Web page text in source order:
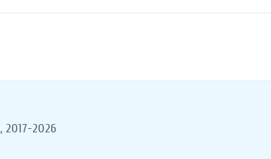
, 2017-2026